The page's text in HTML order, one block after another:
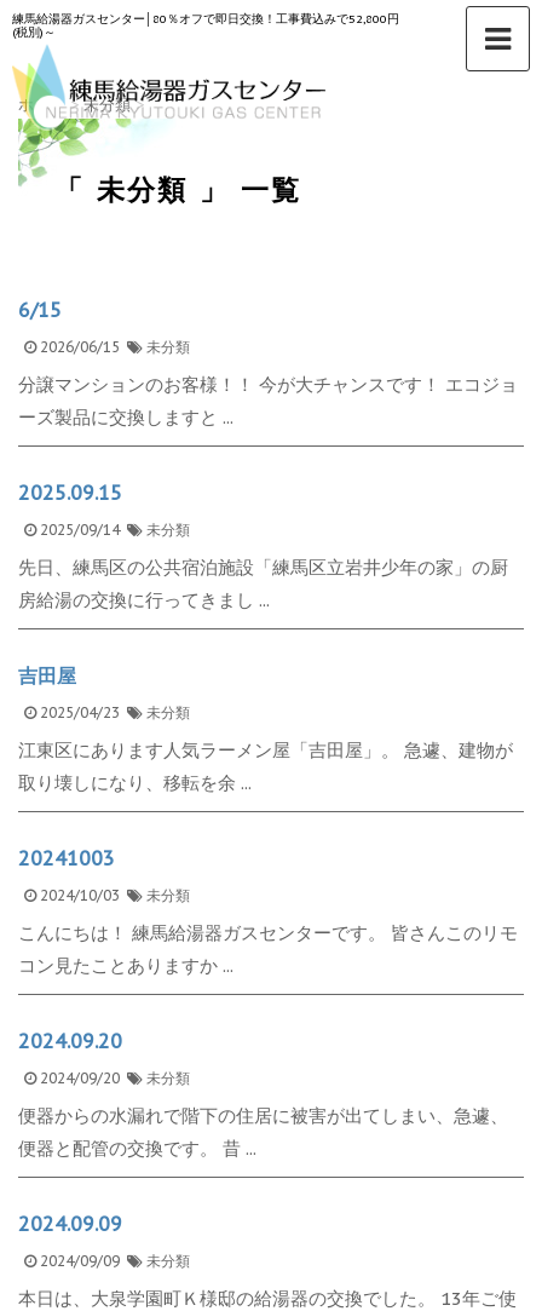
練馬給湯器ガスセンター│80％オフで即日交換！工事費込みで52,800円
(税別)～
ホーム >未分類 >
「 未分類 」 一覧
6/15
2026/06/15 未分類
分譲マンションのお客様！！ 今が大チャンスです！ エコジョ
ーズ製品に交換しますと ...
2025.09.15
2025/09/14 未分類
先日、練馬区の公共宿泊施設「練馬区立岩井少年の家」の厨
房給湯の交換に行ってきまし ...
吉田屋
2025/04/23 未分類
江東区にあります人気ラーメン屋「吉田屋」。 急遽、建物が
取り壊しになり、移転を余 ...
20241003
2024/10/03 未分類
こんにちは！ 練馬給湯器ガスセンターです。 皆さんこのリモ
コン見たことありますか ...
2024.09.20
2024/09/20 未分類
便器からの水漏れで階下の住居に被害が出てしまい、急遽、
便器と配管の交換です。 昔 ...
2024.09.09
2024/09/09 未分類
本日は、大泉学園町Ｋ様邸の給湯器の交換でした。 13年ご使